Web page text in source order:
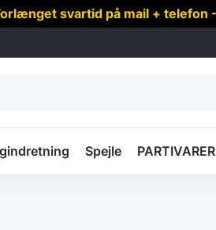
svartid på mail +
Spejle